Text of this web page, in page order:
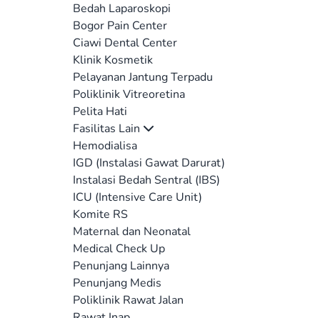
Bedah Laparoskopi
Bogor Pain Center
Ciawi Dental Center
Klinik Kosmetik
Pelayanan Jantung Terpadu
Poliklinik Vitreoretina
Pelita Hati
Fasilitas Lain
Hemodialisa
IGD (Instalasi Gawat Darurat)
Instalasi Bedah Sentral (IBS)
ICU (Intensive Care Unit)
Komite RS
Maternal dan Neonatal
Medical Check Up
Penunjang Lainnya
Penunjang Medis
Poliklinik Rawat Jalan